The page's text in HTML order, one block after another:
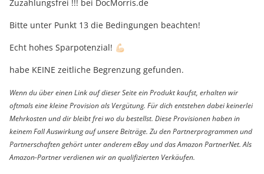
Zuzahlungsfrei !!! bei DocMorris.de
Bitte unter Punkt 13 die Bedingungen beachten!
Echt hohes Sparpotenzial! 💪🏻
habe KEINE zeitliche Begrenzung gefunden.
Wenn du über einen Link auf dieser Seite ein Produkt kaufst, erhalten wir
oftmals eine kleine Provision als Vergütung. Für dich entstehen dabei keinerlei
Mehrkosten und dir bleibt frei wo du bestellst. Diese Provisionen haben in
keinem Fall Auswirkung auf unsere Beiträge. Zu den Partnerprogrammen und
Partnerschaften gehört unter anderem eBay und das Amazon PartnerNet. Als
Amazon-Partner verdienen wir an qualifizierten Verkäufen.